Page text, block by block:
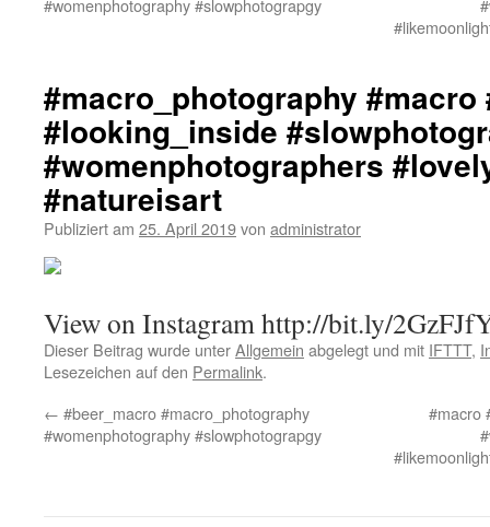
#womenphotography #slowphotograpgy
#macro_photography #macro
#looking_inside
#womenphotographers
#natureisart
Publiziert am 25. April 2019von administrator
View on Instagram http://bit.ly/
Dieser Beitrag wurde unterAllgemein abgelegt und mit IFTTT,
Lesezeichen auf den Permalink.
← #beer_macro #macro_photography
#womenphotography #slowphotograpgy
#macro